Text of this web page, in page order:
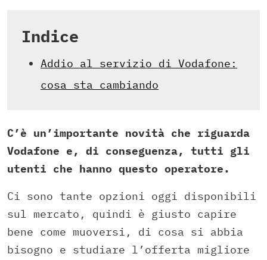
Indice
Addio al servizio di Vodafone:
cosa sta cambiando
C’è un’importante novità che riguarda
Vodafone e, di conseguenza, tutti gli
utenti che hanno questo operatore.
Ci sono tante opzioni oggi disponibili
sul mercato, quindi è giusto capire
bene come muoversi, di cosa si abbia
bisogno e studiare l’offerta migliore